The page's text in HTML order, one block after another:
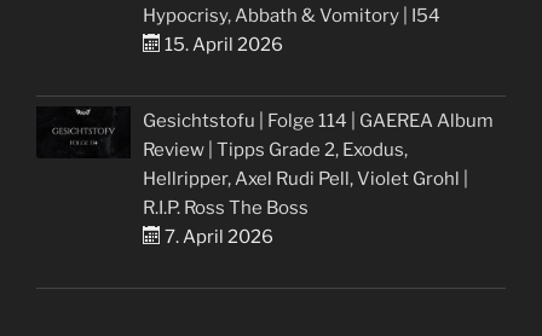
Hypocrisy, Abbath & Vomitory | I54
15. April 2026
Gesichtstofu | Folge 114 | GAEREA Album
Review | Tipps Grade 2, Exodus,
Hellripper, Axel Rudi Pell, Violet Grohl |
R.I.P. Ross The Boss
7. April 2026